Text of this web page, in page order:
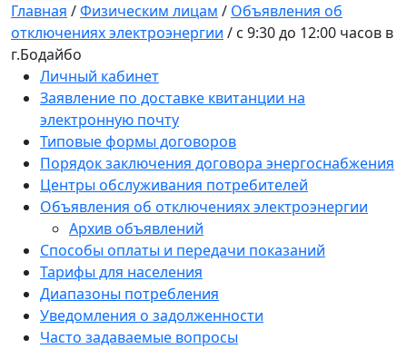
Главная /Физическим лицам / Объявления об
отключениях электроэнергии / с 9:30 до 12:00 часов в
г.Бодайбо
Личный кабинет
Заявление по доставке квитанции на
электронную почту
Типовые формы договоров
Порядок заключения договора энергоснабжения
Центры обслуживания потребителей
Объявления об отключениях электроэнергии
Архив объявлений
Способы оплаты и передачи показаний
Тарифы для населения
Диапазоны потребления
Уведомления о задолженности
Часто задаваемые вопросы